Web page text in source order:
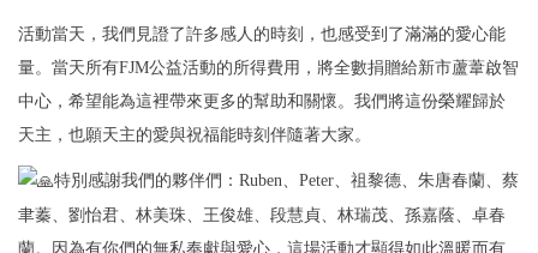
日
活動當天，我們見證了許多感人的時刻，也感受到了滿滿的愛心能
量。當天所有FJM公益活動的所得費用，將全數捐贈給新市蘆葦啟智
中心，希望能為這裡帶來更多的幫助和關懷。我們將這份榮耀歸於
天主，也願天主的愛與祝福能時刻伴隨著大家。
特別感謝我們的夥伴們：Ruben、Peter、祖黎德、朱唐春蘭、蔡
聿蓁、劉怡君、林美珠、王俊雄、段慧貞、林瑞茂、孫嘉蔭、卓春
蘭。因為有你們的無私奉獻與愛心，這場活動才顯得如此溫暖而有